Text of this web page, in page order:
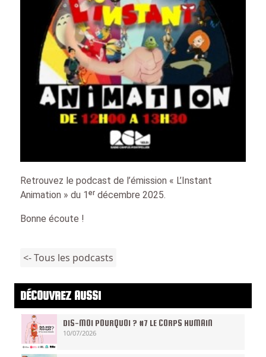
Retrouvez le podcast de l’émission « L’Instant
Animation » du 1ᵉʳ décembre 2025.
Bonne écoute !
<- Tous les podcasts
DÉCOUVREZ AUSSI
DIS-MOI POURQUOI ? #7 LE CORPS HUMAIN
10/07/2026